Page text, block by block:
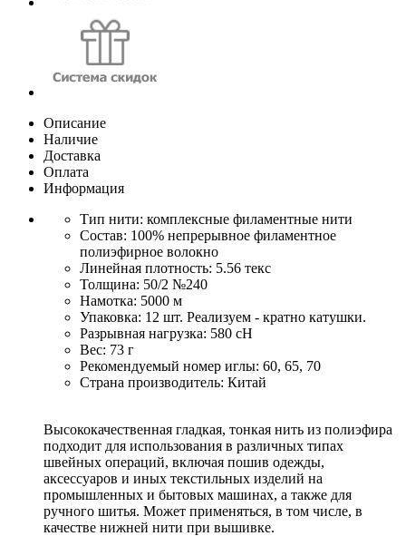
Описание
Наличие
Доставка
Оплата
Информация
Тип нити: комплексные филаментные нити
Состав: 100% непрерывное филаментное
полиэфирное волокно
Линейная плотность: 5.56 текс
Толщина: 50/2 №240
Намотка: 5000 м
Упаковка: 12 шт. Реализуем - кратно катушки.
Разрывная нагрузка: 580 сН
Вес: 73 г
Рекомендуемый номер иглы: 60, 65, 70
Страна производитель: Китай
Высококачественная гладкая, тонкая нить из полиэфира
подходит для использования в различных типах
швейных операций, включая пошив одежды,
аксессуаров и иных текстильных изделий на
промышленных и бытовых машинах, а также для
ручного шитья. Может применяться, в том числе, в
качестве нижней нити при вышивке.